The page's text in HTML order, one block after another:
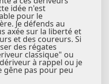
idée n'est
pour le
Je défends au
axée sur la liberté et
et des coureurs. Si
des régates
classique" ou
à rappel ou je
gêne pas pour peu